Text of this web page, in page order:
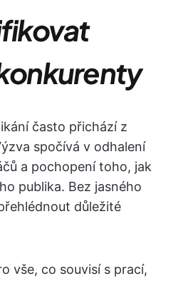
často přichází z
spočívá v odhalení
a pochopení toho, jak
publika. Bez jasného
důležité
vše, co souvisí s prací,